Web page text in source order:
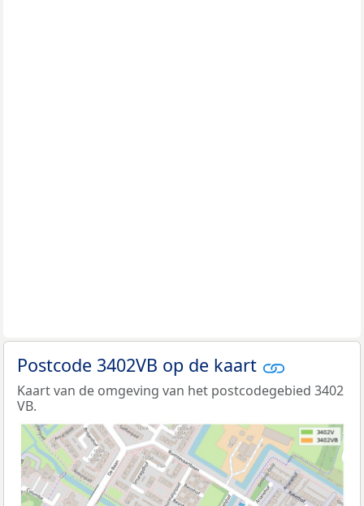
Postcode 3402VB op de kaart
Kaart van de omgeving van het postcodegebied 3402
VB.